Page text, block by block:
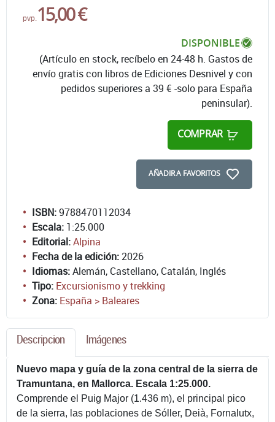
pvp.15,00 €
DISPONIBLE
(Artículo en stock, recíbelo en 24-48 h. Gastos de
envío gratis con libros de Ediciones Desnivel y con
pedidos superiores a 39 € -solo para España
peninsular).
COMPRAR
AÑADIR A FAVORITOS
ISBN:9788470112034
Escala: 1:25.000
Editorial:Alpina
Fecha de la edición:2026
Idiomas:Alemán, Castellano, Catalán, Inglés
Tipo: Excursionismo y trekking
Zona: España > Baleares
Descripcion Imágenes
Nuevo mapa y guía de la zona central de la sierra de
Tramuntana, en Mallorca. Escala 1:25.000.
Comprende el Puig Major (1.436 m), el principal pico
de la sierra, las poblaciones de Sóller, Deià, Fornalutx,